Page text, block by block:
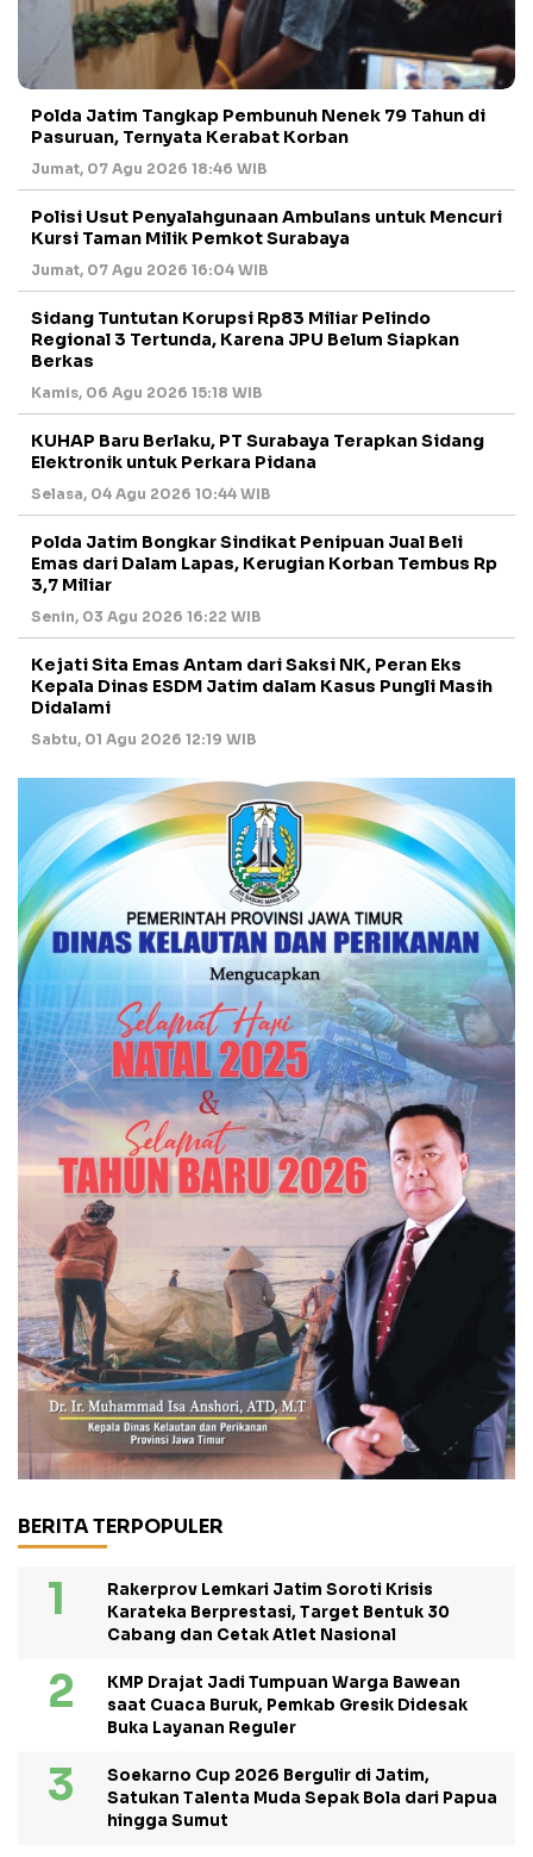
Polda Jatim Tangkap Pembunuh Nenek 79 Tahun di
Pasuruan, Ternyata Kerabat Korban
Jumat, 07 Agu 2026 18:46 WIB
Polisi Usut Penyalahgunaan Ambulans untuk Mencuri
Kursi Taman Milik Pemkot Surabaya
Jumat, 07 Agu 2026 16:04 WIB
Sidang Tuntutan Korupsi Rp83 Miliar Pelindo
Regional 3 Tertunda, Karena JPU Belum Siapkan
Berkas
Kamis, 06 Agu 2026 15:18 WIB
KUHAP Baru Berlaku, PT Surabaya Terapkan Sidang
Elektronik untuk Perkara Pidana
Selasa, 04 Agu 2026 10:44 WIB
Polda Jatim Bongkar Sindikat Penipuan Jual Beli
Emas dari Dalam Lapas, Kerugian Korban Tembus Rp
3,7 Miliar
Senin, 03 Agu 2026 16:22 WIB
Kejati Sita Emas Antam dari Saksi NK, Peran Eks
Kepala Dinas ESDM Jatim dalam Kasus Pungli Masih
Didalami
Sabtu, 01 Agu 2026 12:19 WIB
BERITA TERPOPULER
Rakerprov Lemkari Jatim Soroti Krisis
Karateka Berprestasi, Target Bentuk 30
Cabang dan Cetak Atlet Nasional
KMP Drajat Jadi Tumpuan Warga Bawean
saat Cuaca Buruk, Pemkab Gresik Didesak
Buka Layanan Reguler
Soekarno Cup 2026 Bergulir di Jatim,
Satukan Talenta Muda Sepak Bola dari Papua
hingga Sumut